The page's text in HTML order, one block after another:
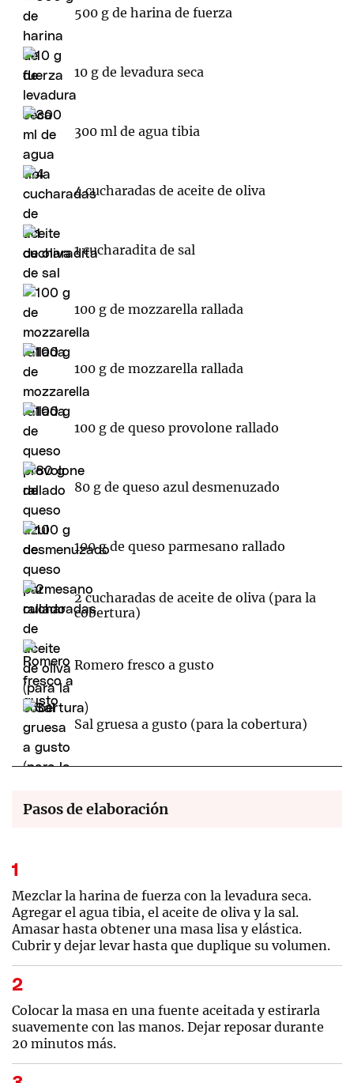
500 g de harina de fuerza
10 g de levadura seca
300 ml de agua tibia
4 cucharadas de aceite de oliva
1 cucharadita de sal
100 g de mozzarella rallada
100 g de mozzarella rallada
100 g de queso provolone rallado
80 g de queso azul desmenuzado
100 g de queso parmesano rallado
2 cucharadas de aceite de oliva (para la
cobertura)
Romero fresco a gusto
Sal gruesa a gusto (para la cobertura)
Pasos de elaboración
Mezclar la harina de fuerza con la levadura seca.
Agregar el agua tibia, el aceite de oliva y la sal.
Amasar hasta obtener una masa lisa y elástica.
Cubrir y dejar levar hasta que duplique su volumen.
Colocar la masa en una fuente aceitada y estirarla
suavemente con las manos. Dejar reposar durante
20 minutos más.